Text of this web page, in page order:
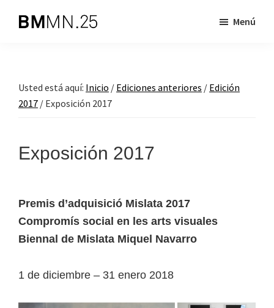
Navarro
iniciativa
dirigida
apoyar
artística
contemporánea
Menú
Usted está aquí: Inicio / Ediciones anteriores / Edición
2017 / Exposición 2017
Exposición 2017
Premis d’adquisició Mislata 2017
Compromís social en les arts visuales
Biennal de Mislata Miquel Navarro
1 de diciembre – 31 enero 2018